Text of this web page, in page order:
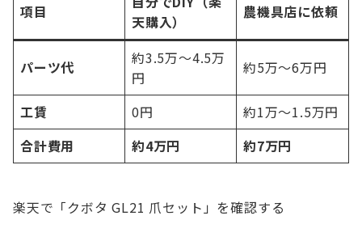
項目
天購入）
農機具店に依頼
パーツ代
約3.5万〜4.5万
円
約5万〜6万円
工賃 0円
約1万〜1.5万円
合計費用
約4万円 約7万円
楽天で「クボタ GL21 爪セット」を確認する